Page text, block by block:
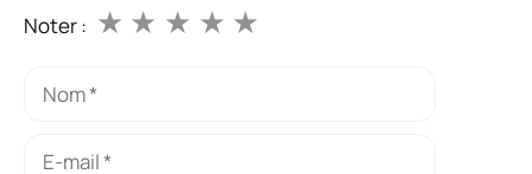
Noter : ★
★
★
★
★
Nom